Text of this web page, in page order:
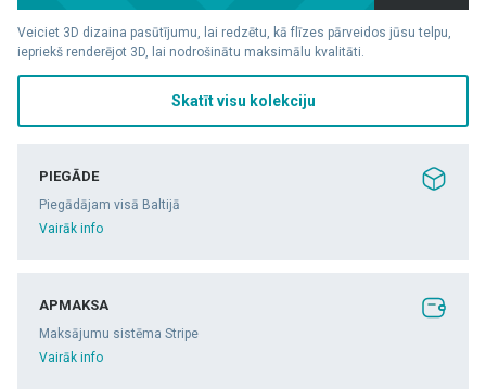
Veiciet 3D dizaina pasūtījumu, lai redzētu, kā flīzes pārveidos jūsu telpu,
iepriekš renderējot 3D, lai nodrošinātu maksimālu kvalitāti.
Skatīt visu kolekciju
PIEGĀDE
Piegādājam visā Baltijā
Vairāk info
APMAKSA
Maksājumu sistēma Stripe
Vairāk info